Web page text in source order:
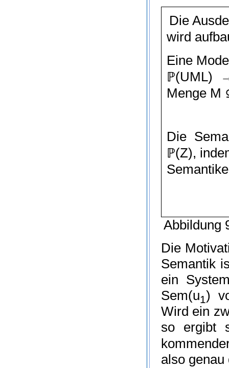
Die
wird
Eine
ℙ(UML)
Menge M
Die
ℙ(Z),
Abbildung
Die
Semantik
ein
Sem(u1)
Wird ein
so ergibt
also